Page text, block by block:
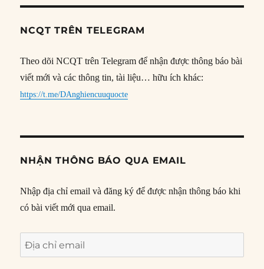
NCQT TRÊN TELEGRAM
Theo dõi NCQT trên Telegram để nhận được thông báo bài
viết mới và các thông tin, tài liệu… hữu ích khác:
https://t.me/DAnghiencuuquocte
NHẬN THÔNG BÁO QUA EMAIL
Nhập địa chỉ email và đăng ký để được nhận thông báo khi
có bài viết mới qua email.
Địa
chỉ